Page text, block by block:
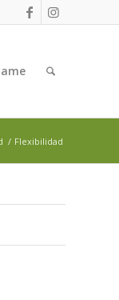
/ Flexibilidad